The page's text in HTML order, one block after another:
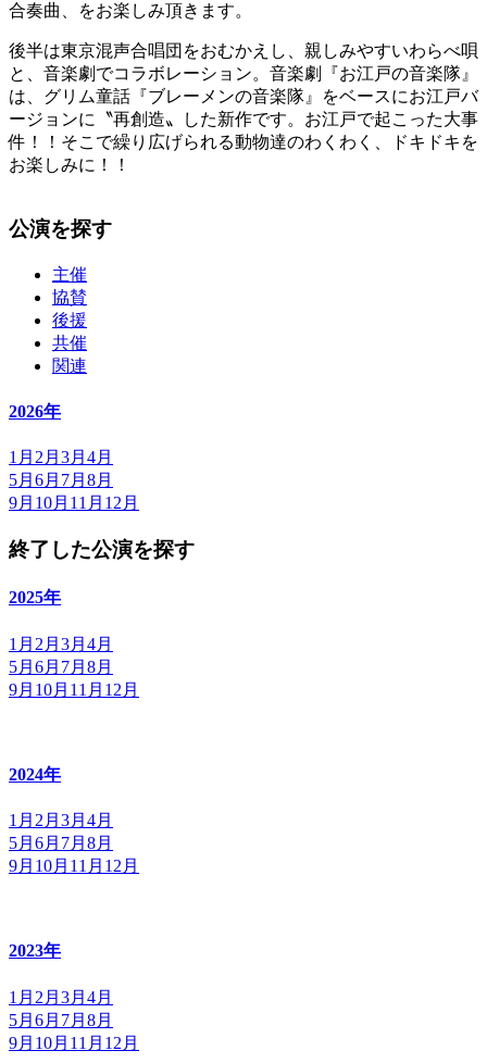
合奏曲、をお楽しみ頂きます。
後半は東京混声合唱団をおむかえし、親しみやすいわらべ唄
と、音楽劇でコラボレーション。音楽劇『お江戸の音楽隊』
は、グリム童話『ブレーメンの音楽隊』をベースにお江戸バ
ージョンに〝再創造〟した新作です。お江戸で起こった大事
件！！そこで繰り広げられる動物達のわくわく、ドキドキを
お楽しみに！！
公演を探す
主催
協賛
後援
共催
関連
2026年
1月 2月 3月 4月
5月 6月 7月 8月
9月 10月 11月 12月
終了した公演を探す
2025年
1月 2月 3月 4月
5月 6月 7月 8月
9月 10月 11月 12月
2024年
1月 2月 3月 4月
5月 6月 7月 8月
9月 10月 11月 12月
2023年
1月 2月 3月 4月
5月 6月 7月 8月
9月 10月 11月 12月